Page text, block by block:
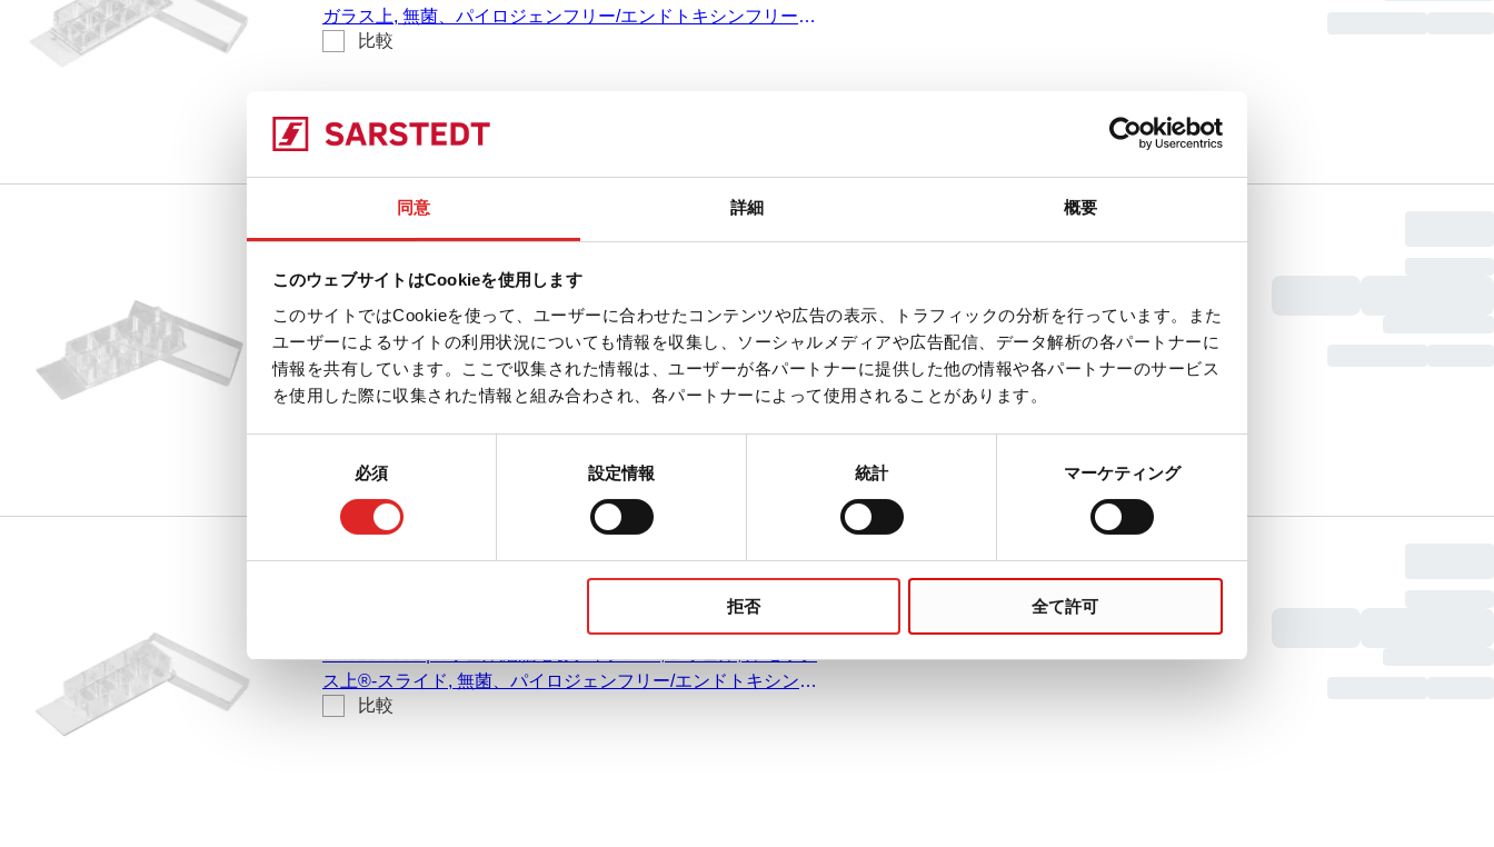
同意 詳細 概要
このウェブサイトはCookieを使用します
このサイトではCookieを使って、ユーザーに合わせたコンテンツや広告の表示、トラフィックの分析を行っています。また
ユーザーによるサイトの利用状況についても情報を収集し、ソーシャルメディアや広告配信、データ解析の各パートナーに
情報を共有しています。ここで収集された情報は、ユーザーが各パートナーに提供した他の情報や各パートナーのサービス
を使用した際に収集された情報と組み合わされ、各パートナーによって使用されることがあります。
必須 設定情報 統計 マーケティング
拒否 全て許可
ガラス上, 無菌、パイロジェンフリー/エンドトキシンフリー、
非細胞毒性, 6 個/ブリスター
比較
Xウェル細胞培養チャンバー, 8 ウェル, PCAスライド上
イド上, 無菌、パイロジェンフリー/エンドトキシンフリー、非
細胞毒性, 6 個/ブリスター
比較
Xウェル細胞培養チャンバー, 8 ウェル, ルモックス上®-
ス上®-スライド, 無菌、パイロジェンフリー/エンドトキシンフ
リー、非細胞毒性, 6 個/ブリスター
比較